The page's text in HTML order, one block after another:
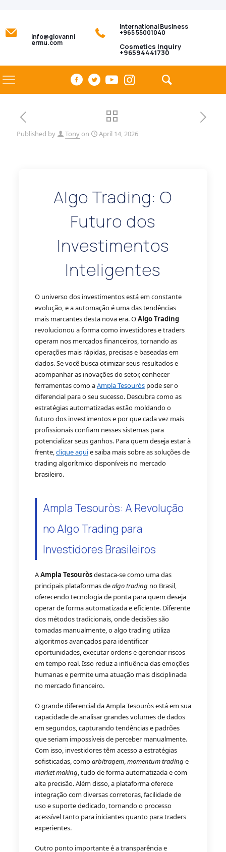
info@giovanni
ermu.com
International Business
+965 55001040
Cosmetics Inquiry
+96594441730
Published by Tony on April 14, 2026
Algo Trading: O
Futuro dos
Investimentos
Inteligentes
O universo dos investimentos está em constante
evolução, e a automação é uma das tendências
mais marcantes desta nova era. OAlgo Trading
revolucionou a forma como investidores e traders
operam nos mercados financeiros, tornando as
operações mais rápidas, precisas e baseadas em
dados. Se você busca otimizar seus resultados e
acompanhar as inovações do setor, conhecer
ferramentas como aAmpla Tesouròspode ser o
diferencial para o seu sucesso. Descubra como as
estratégias automatizadas estão moldando o
futuro dos investimentos e por que cada vez mais
profissionais confiam nesses sistemas para
potencializar seus ganhos. Para quem deseja estar à
frente,clique aquie saiba mais sobre as soluções de
trading algorítmico disponíveis no mercado
brasileiro.
Ampla Tesouròs: A Revolução
no Algo Trading para
Investidores Brasileiros
AAmpla Tesouròsdestaca-se como uma das
principais plataformas dealgo trading no Brasil,
oferecendo tecnologia de ponta para quem deseja
operar de forma automatizada e eficiente. Diferente
dos métodos tradicionais, onde decisões são
tomadas manualmente, o algo trading utiliza
algoritmos avançados para identificar
oportunidades, executar ordens e gerenciar riscos
em tempo real. Isso reduz a influência das emoções
humanas e permite uma atuação mais disciplinada
no mercado financeiro.
O grande diferencial da Ampla Tesouròs está em sua
capacidade de analisar grandes volumes de dados
em segundos, capturando tendências e padrões
que seriam impossíveis de perceber manualmente.
Com isso, investidores têm acesso a estratégias
sofisticadas, comoarbitragem,momentum trading e
market making, tudo de forma automatizada e com
alta precisão. Além disso, a plataforma oferece
integração com diversas corretoras, facilidade de
uso e suporte dedicado, tornando o processo
acessível tanto para iniciantes quanto para traders
experientes.
Outro ponto importante é a transparência e